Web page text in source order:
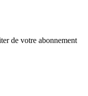
de votre abonnement